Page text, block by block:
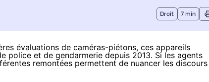
Droit 7 min
évaluations de caméras-piétons, ces appareils
police et de gendarmerie depuis 2013. Si les agents
remontées permettent de nuancer les discours